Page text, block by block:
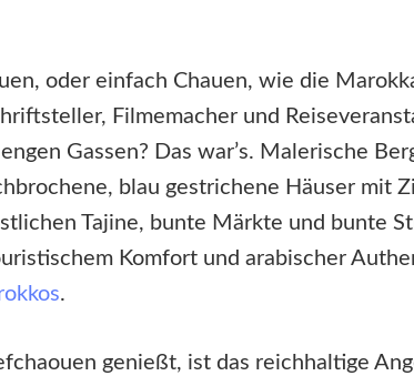
oder einfach Chauen, wie die
Filmemacher und
Gassen? Das war’s. Malerische
blau gestrichene Häuser mit
Tajine, bunte Märkte und bunte
Komfort und arabischer
.
genießt, ist das reichhaltige